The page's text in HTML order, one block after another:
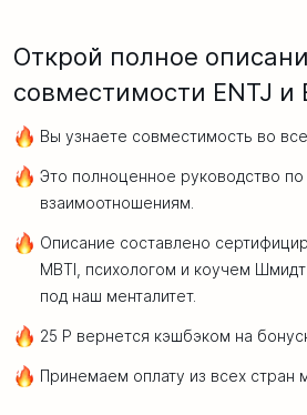
Открой полное
совместимости ENTJ и
Вы узнаете совместимость во
Это полноценное руководство
взаимоотношениям.
Описание составлено
MBTI, психологом и коучем
под наш менталитет.
25 Р вернется кэшбэком на
Принемаем оплату из всех стран